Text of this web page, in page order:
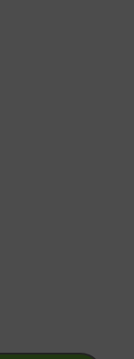
ampulama je
opće